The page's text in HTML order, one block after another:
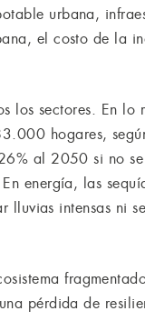
urbana,
el costo de la
los sectores. En lo
hogares,
al 2050 si no
energía, las
lluvias intensas ni
pérdida de